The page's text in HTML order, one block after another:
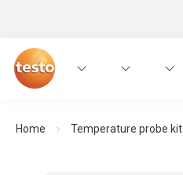
Home Temperature probe kit